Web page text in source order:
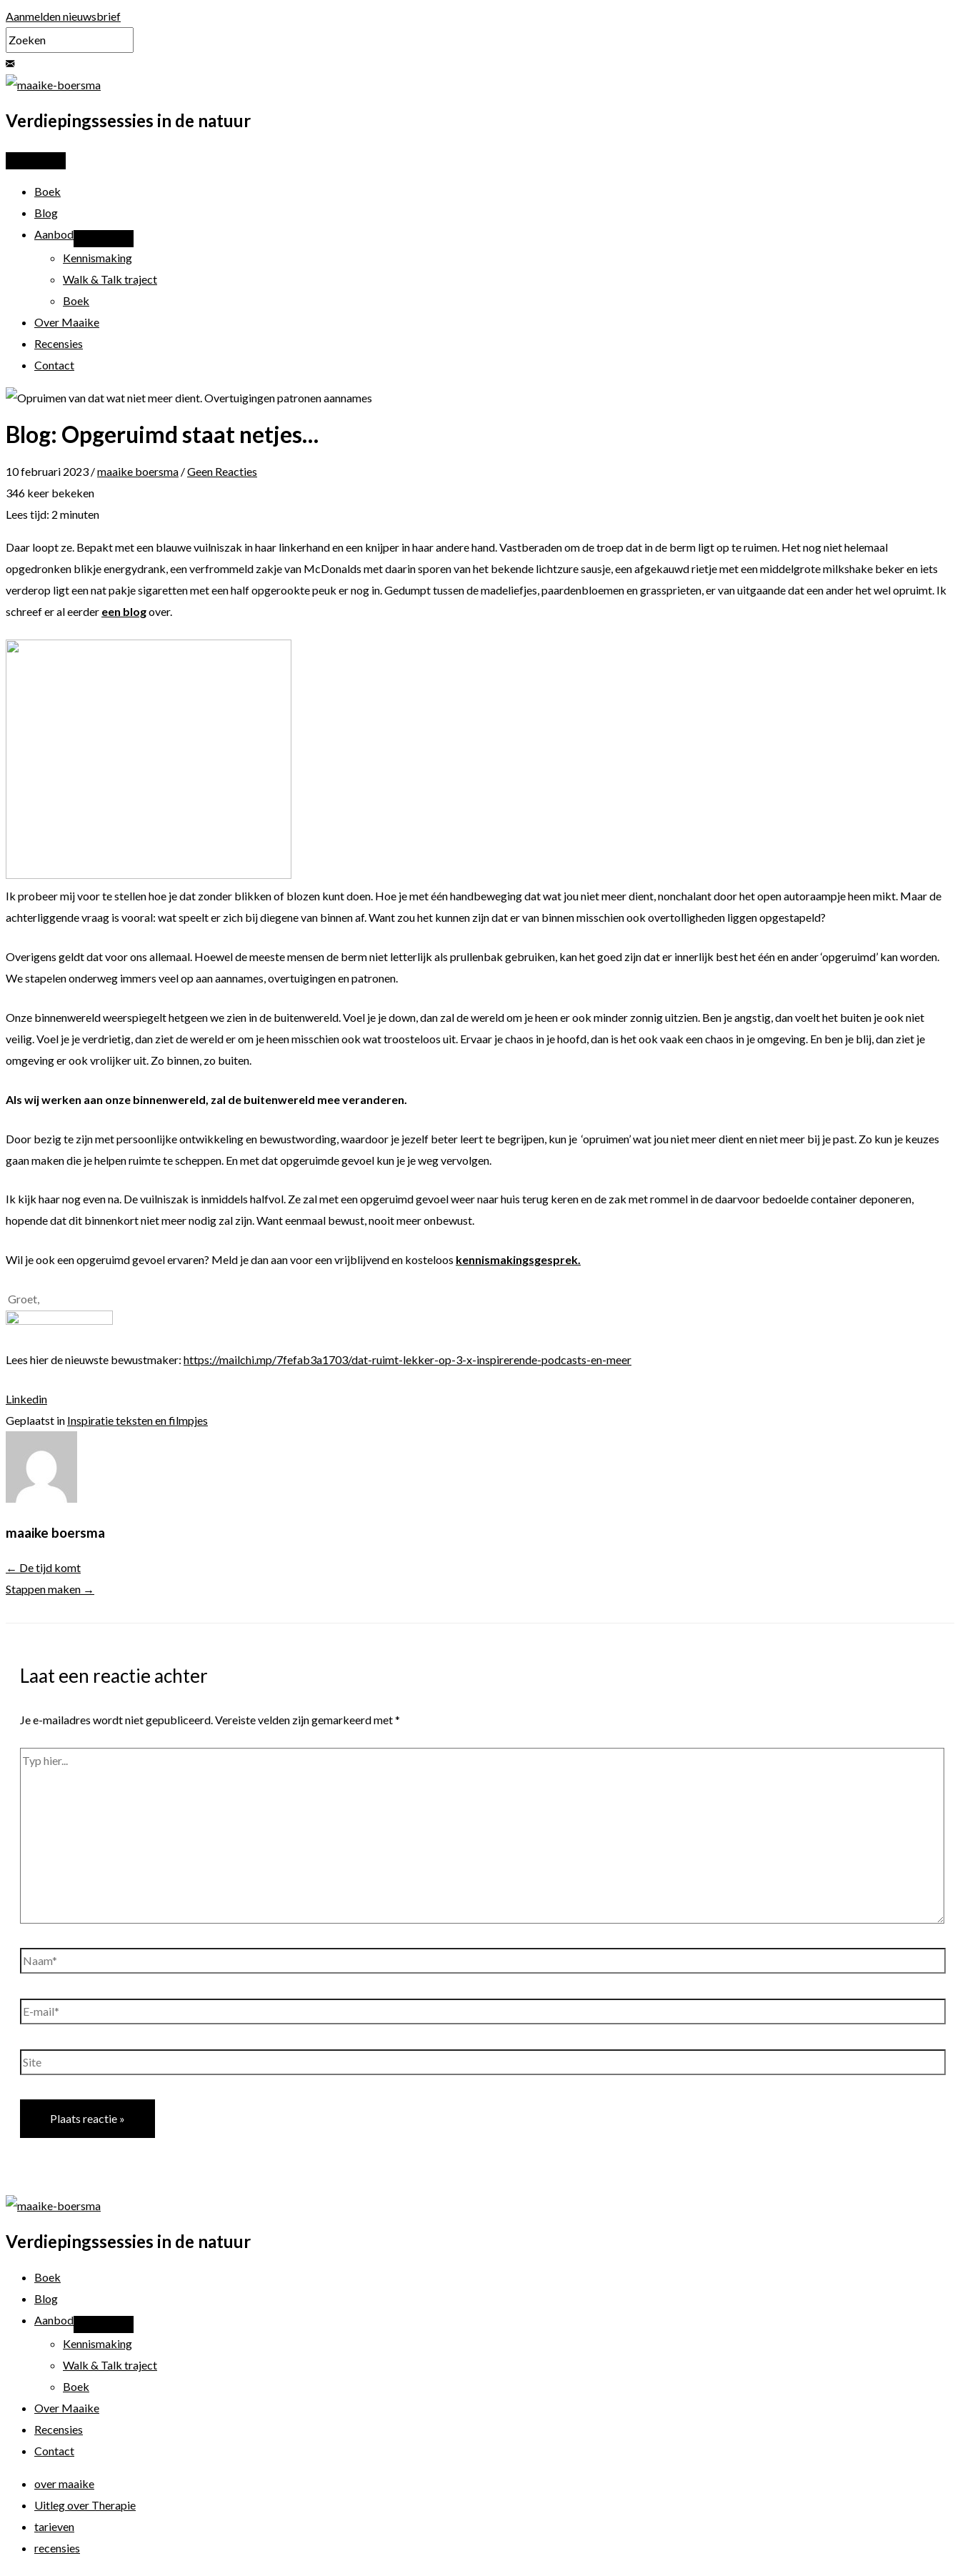
Ga
naar
de
inhoud
Aanmelden nieuwsbrief
Verdiepingssessies in de natuur
Boek
Blog
Aanbod
Kennismaking
Walk & Talk traject
Boek
Over Maaike
Recensies
Contact
Blog: Opgeruimd staat netjes…
10 februari 2023 /maaike boersma /Geen Reacties
346 keer bekeken
Lees tijd: 2 minuten
Daar loopt ze. Bepakt met een blauwe vuilniszak in haar linkerhand en een knijper in haar andere hand. Vastberaden om de troep dat in de berm ligt op te ruimen. Het nog niet helemaal
opgedronken blikje energydrank, een verfrommeld zakje van McDonalds met daarin sporen van het bekende lichtzure sausje, een afgekauwd rietje met een middelgrote milkshake beker en iets
verderop ligt een nat pakje sigaretten met een half opgerookte peuk er nog in. Gedumpt tussen de madeliefjes, paardenbloemen en grassprieten, er van uitgaande dat een ander het wel opruimt. Ik
schreef er al eerder een blogover.
Ik probeer mij voor te stellen hoe je dat zonder blikken of blozen kunt doen. Hoe je met één handbeweging dat wat jou niet meer dient, nonchalant door het open autoraampje heen mikt. Maar de
achterliggende vraag is vooral: wat speelt er zich bij diegene van binnen af. Want zou het kunnen zijn dat er van binnen misschien ook overtolligheden liggen opgestapeld?
Overigens geldt dat voor ons allemaal. Hoewel de meeste mensen de berm niet letterlijk als prullenbak gebruiken, kan het goed zijn dat er innerlijk best het één en ander ‘opgeruimd’ kan worden.
We stapelen onderweg immers veel op aan aannames, overtuigingen en patronen.
Onze binnenwereld weerspiegelt hetgeen we zien in de buitenwereld. Voel je je down, dan zal de wereld om je heen er ook minder zonnig uitzien. Ben je angstig, dan voelt het buiten je ook niet
veilig. Voel je je verdrietig, dan ziet de wereld er om je heen misschien ook wat troosteloos uit. Ervaar je chaos in je hoofd, dan is het ook vaak een chaos in je omgeving. En ben je blij, dan ziet je
omgeving er ook vrolijker uit. Zo binnen, zo buiten.
Als wij werken aan onze binnenwereld, zal de buitenwereld mee veranderen.
Door bezig te zijn met persoonlijke ontwikkeling en bewustwording, waardoor je jezelf beter leert te begrijpen, kun je ‘opruimen’ wat jou niet meer dient en niet meer bij je past. Zo kun je keuzes
gaan maken die je helpen ruimte te scheppen. En met dat opgeruimde gevoel kun je je weg vervolgen.
Ik kijk haar nog even na. De vuilniszak is inmiddels halfvol. Ze zal met een opgeruimd gevoel weer naar huis terug keren en de zak met rommel in de daarvoor bedoelde container deponeren,
hopende dat dit binnenkort niet meer nodig zal zijn. Want eenmaal bewust, nooit meer onbewust.
Wil je ook een opgeruimd gevoel ervaren? Meld je dan aan voor een vrijblijvend en kosteloos kennismakingsgesprek.
Groet,
Lees hier de nieuwste bewustmaker: https://mailchi.mp/7fefab3a1703/dat-ruimt-lekker-op-3-x-inspirerende-podcasts-en-meer
Linkedin
Geplaatst in Inspiratie teksten en filmpjes
maaike boersma
← De tijd komt
Stappen maken →
Laat een reactie achter
Je e-mailadres wordt niet gepubliceerd.Vereiste velden zijn gemarkeerd met*
Typ
Naam*
E-
Site
Verdiepingssessies in de natuur
Boek
Blog
Aanbod
Kennismaking
Walk & Talk traject
Boek
Over Maaike
Recensies
Contact
over maaike
Uitleg over Therapie
tarieven
recensies